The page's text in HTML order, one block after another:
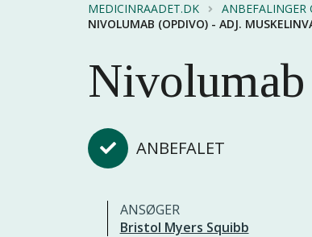
MEDICINRAADET.DK ANBEFALINGER
NIVOLUMAB (OPDIVO) - ADJ.
ANBEFALET
ANSØGER
Bristol Myers Squibb